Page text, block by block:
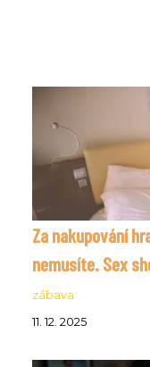
Za nakupování
nemusíte. Sex
zábava
11. 12. 2025